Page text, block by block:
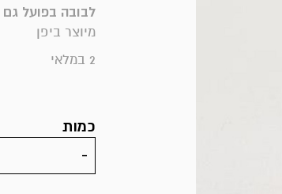
לבובה בפועל גם
מיוצר ביפן
2 במלאי
כמות